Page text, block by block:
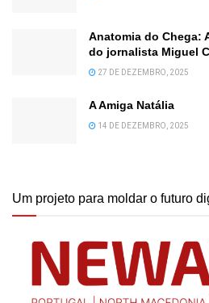
Anatomia do Chega:
do jornalista Miguel
27 DE DEZEMBRO, 2025
A Amiga Natália
14 DE DEZEMBRO, 2025
Um projeto para moldar o futuro